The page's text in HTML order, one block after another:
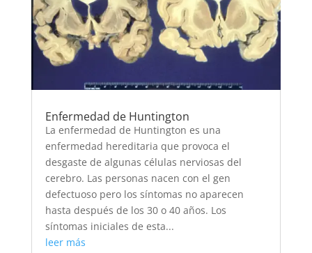
Enfermedad de Huntington
La enfermedad de Huntington es una
enfermedad hereditaria que provoca el
desgaste de algunas células nerviosas del
cerebro. Las personas nacen con el gen
defectuoso pero los síntomas no aparecen
hasta después de los 30 o 40 años. Los
síntomas iniciales de esta...
leer más